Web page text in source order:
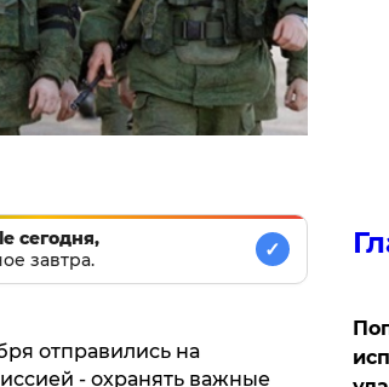
сегодня,
завтра.
✓
отправились на
- охранять важные